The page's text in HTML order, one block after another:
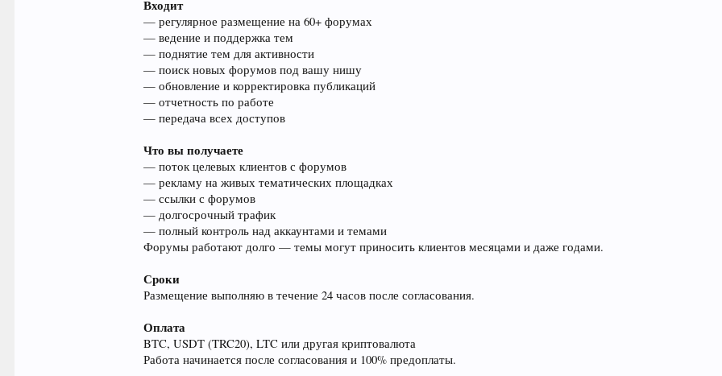
Входит
— регулярное размещение на 60+ форумах
— ведение и поддержка тем
— поднятие тем для активности
— поиск новых форумов под вашу нишу
— обновление и корректировка публикаций
— отчетность по работе
— передача всех доступов
Что вы получаете
— поток целевых клиентов с форумов
— рекламу на живых тематических площадках
— ссылки с форумов
— долгосрочный трафик
— полный контроль над аккаунтами и темами
Форумы работают долго — темы могут приносить клиентов месяцами и даже годами.
Сроки
Размещение выполняю в течение 24 часов после согласования.
Оплата
BTC, USDT (TRC20), LTC или другая криптовалюта
Работа начинается после согласования и 100% предоплаты.